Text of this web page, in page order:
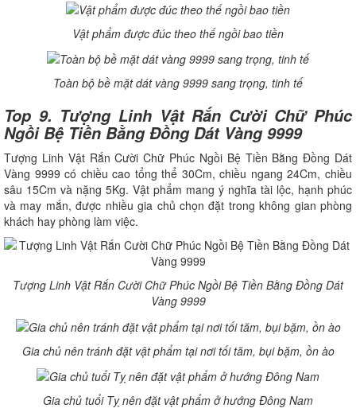
Vật phẩm được đúc theo thế ngồi bao tiền
Toàn bộ bề mặt dát vàng 9999 sang trọng, tinh tế
Top 9. Tượng Linh Vật Rắn Cười Chữ Phúc
Ngồi Bệ Tiền Bằng Đồng Dát Vàng 9999
Tượng Linh Vật Rắn Cười Chữ Phúc Ngồi Bệ Tiền Bằng Đồng Dát
Vàng 9999 có chiều cao tổng thể 30Cm, chiều ngang 24Cm, chiều
sâu 15Cm và nặng 5Kg. Vật phẩm mang ý nghĩa tài lộc, hạnh phúc
và may mắn, được nhiều gia chủ chọn đặt trong không gian phòng
khách hay phòng làm việc.
Tượng Linh Vật Rắn Cười Chữ Phúc Ngồi Bệ Tiền Bằng Đồng Dát
Vàng 9999
Gia chủ nên tránh đặt vật phẩm tại nơi tối tăm, bụi bặm, ồn ào
Gia chủ tuổi Tỵ nên đặt vật phẩm ở hướng Đông Nam